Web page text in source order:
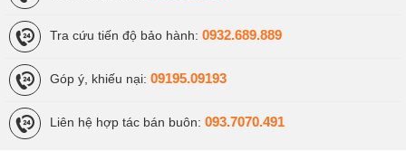
iPhone 6S Plus Chưa Active
Được nhập về từ các thị trường như Mĩ, Nhật, iPhone 6S
Plus Chưa Active là những chiếc máy mới hoàn toàn
100%, cũng như khi Active bạn sẽ nhận được chế độ bảo
hành Apple 1 đổi 1 toàn cầu. Khi mua bạn sẽ nhận được
Tra cứu tiến độ bảo hành: 0932.689.889
Góp ý, khiếu nại: 09195.09193
Liên hệ hợp tác bán buôn: 093.7070.491